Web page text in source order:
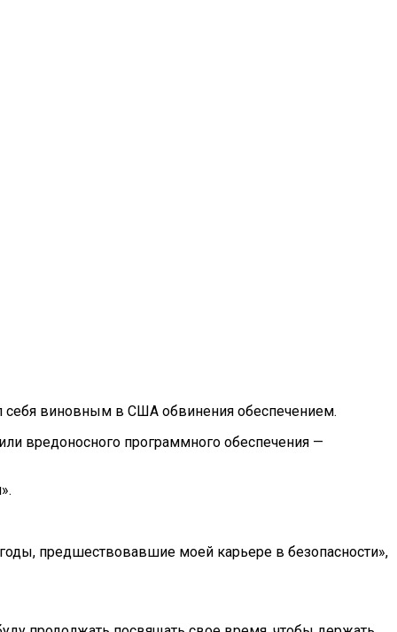
себя виновным в США обвинения обеспечением.
вредоносного программного обеспечения —
предшествовавшие моей карьере в безопасности»,